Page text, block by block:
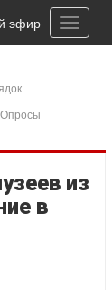
Toggle
эфир
Опросы
из
в